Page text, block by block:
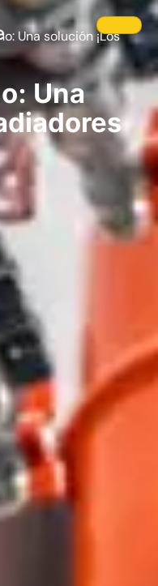
Una solución ¡Los
Una